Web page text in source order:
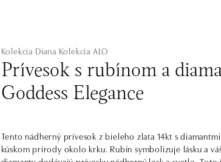
Kolekcia Diana Kolekcia ALO
Prívesok s rubínom a
Goddess Elegance
Tento nádherný prívesok z bieleho zlata 14kt s
kúskom prírody okolo krku. Rubín symbolizuje lásku a